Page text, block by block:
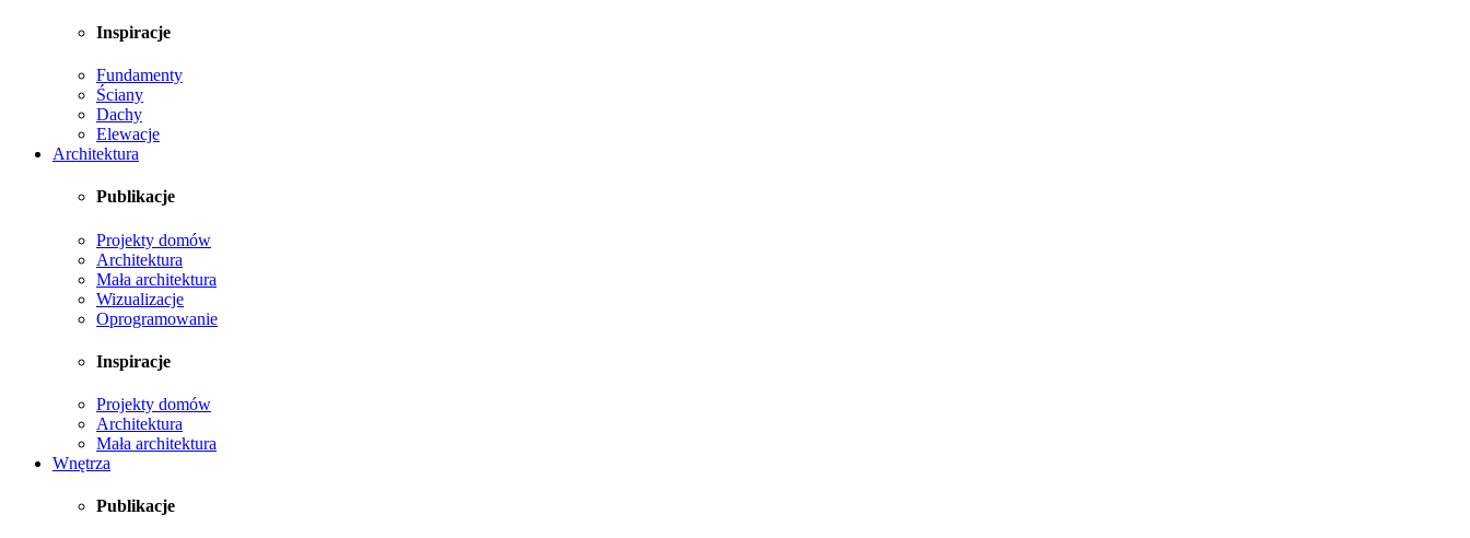
Inspiracje
Fundamenty
Ściany
Dachy
Elewacje
Architektura
Publikacje
Projekty domów
Architektura
Mała architektura
Wizualizacje
Oprogramowanie
Inspiracje
Projekty domów
Architektura
Mała architektura
Wnętrza
Publikacje